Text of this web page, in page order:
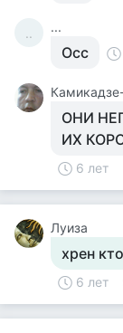
.. ...
Осс
ОНИ
ИХ
6 лет
Луиза
хрен
6 лет